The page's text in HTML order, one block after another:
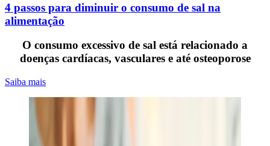
4 passos para diminuir o consumo de sal na
alimentação
O consumo excessivo de sal está relacionado a
doenças cardíacas, vasculares e até osteoporose
Saiba mais